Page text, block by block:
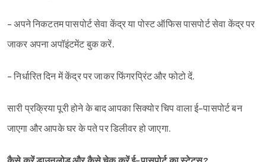
- अपने निकटतम पासपोर्ट सेवा केंद्र या पोस्ट ऑफिस पासपोर्ट सेवा केंद्र पर
जाकर अपना अपॉइंटमेंट बुक करें.
- निर्धारित दिन में केंद्र पर जाकर फिंगरप्रिंट और फोटो दें.
सारी प्रक्रिया पूरी होने के बाद आपका सिक्योर चिप वाला ई-पासपोर्ट बन
जाएगा और आपके घर के पते पर डिलीवर हो जाएगा.